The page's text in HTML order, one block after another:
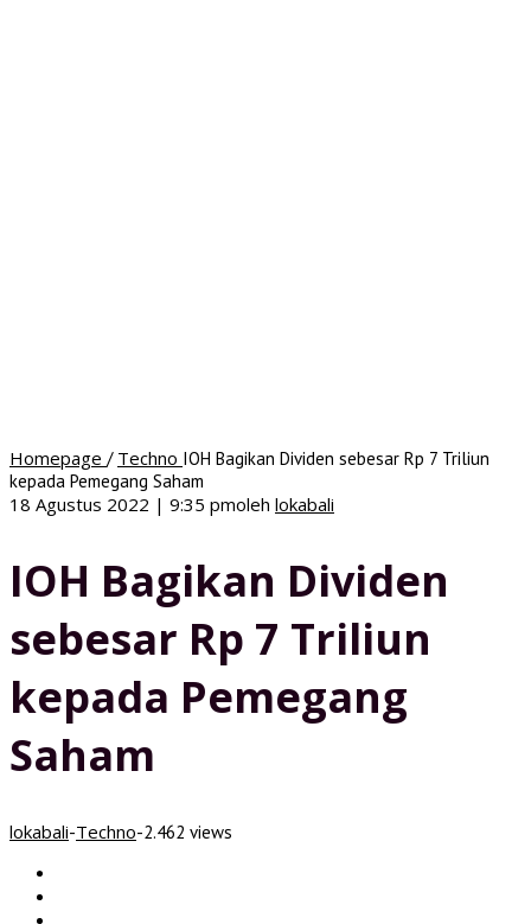
Homepage / Techno IOH Bagikan Dividen sebesar Rp 7 Triliun
kepada Pemegang Saham
18 Agustus 2022 | 9:35 pmoleh lokabali
IOH Bagikan Dividen
sebesar Rp 7 Triliun
kepada Pemegang
Saham
lokabali-Techno-2.462 views